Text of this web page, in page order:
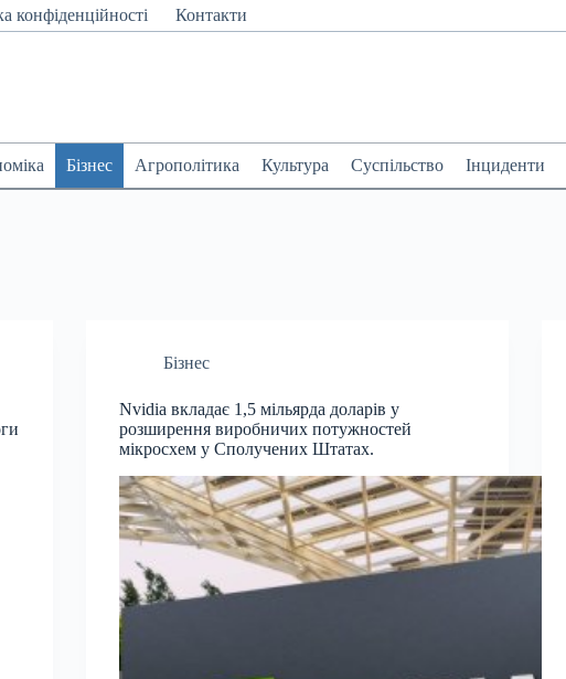
конфіденційності Контакти
Бізнес Агрополітика Культура Суспільство Інциденти
Бізнес
Nvidia вкладає 1,5 мільярда доларів у
розширення виробничих потужностей
мікросхем у Сполучених Штатах.